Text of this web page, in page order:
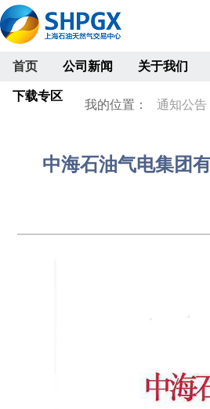
首页 公司新闻 关于我们
下载专区
我的位置： 通知公
中海石油气电集团